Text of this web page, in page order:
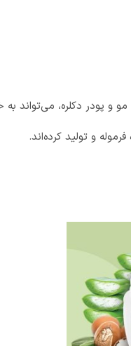
مو و پودر دکلره،
و تولید کرده‌اند.